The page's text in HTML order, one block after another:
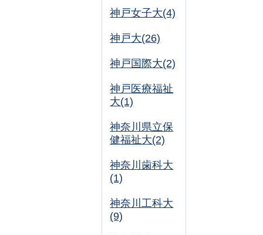
神戸女子大(4)
神戸大(26)
神戸国際大(2)
神戸医療福祉
大(1)
神奈川県立保
健福祉大(2)
神奈川歯科大
(1)
神奈川工科大
(9)